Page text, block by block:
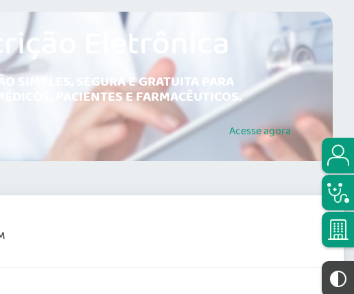
Eletrônica
SIMPLES, SEGURA E GRATUITA PARA
PACIENTES E FARMACÊUTICOS.
Acesseagora